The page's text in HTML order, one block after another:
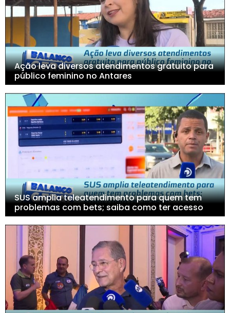
Ação leva diversos atendimentos gratuito para
público feminino no Antares
SUS amplia teleatendimento para quem tem
problemas com bets; saiba como ter acesso